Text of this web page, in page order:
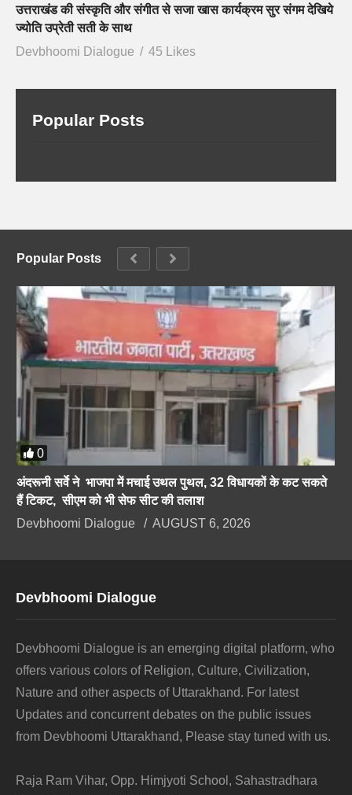
उत्तराखंड की संस्कृति और संगीत से सजा खास कार्यक्रम सुर संगम देखिये
ज्योति उप्रेती सती के साथ
Devbhoomi Dialogue
45 Likes
Popular Posts
Popular Posts
0
अंदरूनी सर्वे ने भाजपा में मचाई उथल पुथल, 32 विधायकों के कट सकते
हैं टिकट, सीएम को भी सेफ सीट की तलाश
Devbhoomi Dialogue
AUGUST 6, 2026
Devbhoomi Dialogue
Devbhoomi Dialogue is an emerging digital platform, who
offers various colors of Religion, Culture, Civilization,
Nature and other aspects of Uttarakhand. For latest
Updates and concurrent debates on the public issues
from Devbhoomi Uttarakhand, Please stay tuned with us.
Raja Ram Vihar, Opp. Himjyoti School, Sahastradhara